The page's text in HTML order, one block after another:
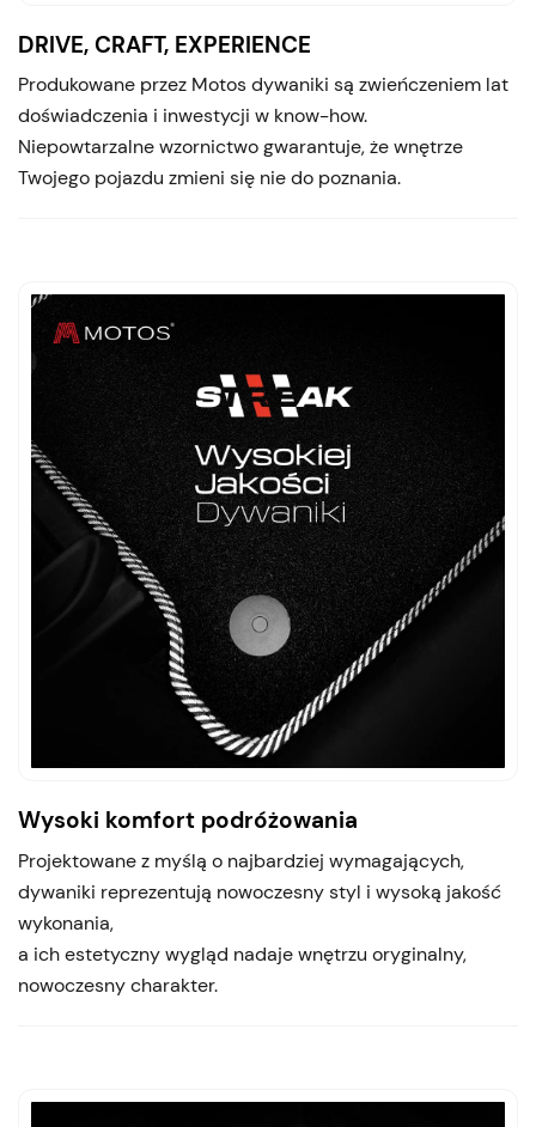
DRIVE, CRAFT, EXPERIENCE
Produkowane przez Motos dywaniki są zwieńczeniem lat
doświadczenia i inwestycji w know-how.
Niepowtarzalne wzornictwo gwarantuje, że wnętrze
Twojego pojazdu zmieni się nie do poznania.
Wysoki komfort podróżowania
Projektowane z myślą o najbardziej wymagających,
dywaniki reprezentują nowoczesny styl i wysoką jakość
wykonania,
a ich estetyczny wygląd nadaje wnętrzu oryginalny,
nowoczesny charakter.